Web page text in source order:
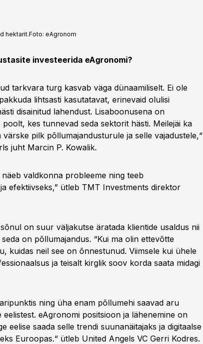
hektarit.Foto: eAgronom
investeerida eAgronomi?
tarkvara turg kasvab väga dünaamiliselt. Ei ole
lihtsasti kasutatavat, erinevaid olulisi
disainitud lahendust. Lisaboonusena on
kes tunnevad seda sektorit hästi. Meilejäi ka
pilk põllumajandusturule ja selle vajadustele,“
juht Marcin P. Kowalik.
valdkonna probleeme ning teeb
efektiivseks,” ütleb TMT Investments direktor
on suur väljakutse äratada klientide usaldus nii
on põllumajandus. “Kui ma olin ettevõtte
kuidas neil see on õnnestunud. Viimsele kui ühele
ja teisalt kirglik soov korda saata midagi
ning üha enam põllumehi saavad aru
eelistest. eAgronomi positsioon ja lähenemine on
eelise saada selle trendi suunanäitajaks ja digitaalse
Euroopas.“ ütleb United Angels VC Gerri Kodres.